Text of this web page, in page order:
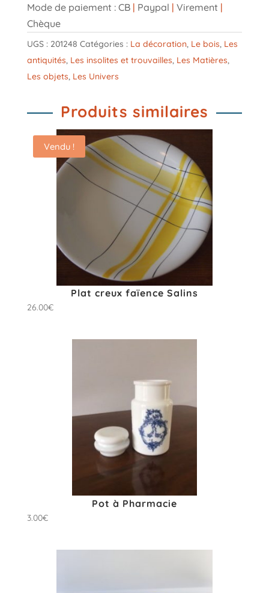
Mode de paiement : CB | Paypal | Virement |
Chèque
UGS : 201248 Catégories : La décoration, Le bois Les
antiquités Les insolites et trouvailles Les Matières
Les objets Les Univers
Produits similaires
Plat creux faïence Salins
26.00€
Vendu !
Pot à Pharmacie
3.00€